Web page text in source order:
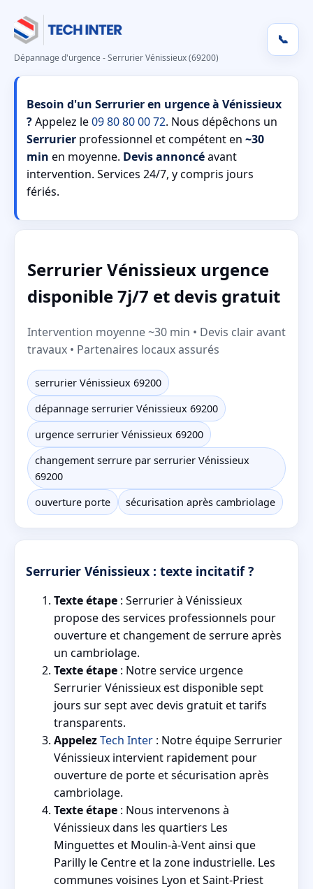
Dépannage d'urgence - Serrurier Vénissieux (69200)
📞
Besoin d'un Serrurier en urgence à Vénissieux
?Appelez le09 80 80 00 72. Nous dépêchons un
Serrurier professionnel et compétent en ~30
min en moyenne. Devis annoncéavant
intervention. Services 24/7, y compris jours
fériés.
Serrurier Vénissieux urgence
disponible 7j/7 et devis gratuit
Intervention moyenne ~30 min • Devis clair avant
travaux • Partenaires locaux assurés
serrurier Vénissieux 69200
dépannage serrurier Vénissieux 69200
urgence serrurier Vénissieux 69200
changement serrure par serrurier Vénissieux
69200
ouverture porte
sécurisation après cambriolage
Serrurier Vénissieux : texte incitatif ?
Texte étape : Serrurier à Vénissieux
propose des services professionnels pour
ouverture et changement de serrure après
un cambriolage.
Texte étape : Notre service urgence
Serrurier Vénissieux est disponible sept
jours sur sept avec devis gratuit et tarifs
transparents.
AppelezTech Inter : Notre équipe Serrurier
Vénissieux intervient rapidement pour
ouverture de porte et sécurisation après
cambriolage.
Texte étape : Nous intervenons à
Vénissieux dans les quartiers Les
Minguettes et Moulin-à-Vent ainsi que
Parilly le Centre et la zone industrielle. Les
communes voisines Lyon et Saint-Priest